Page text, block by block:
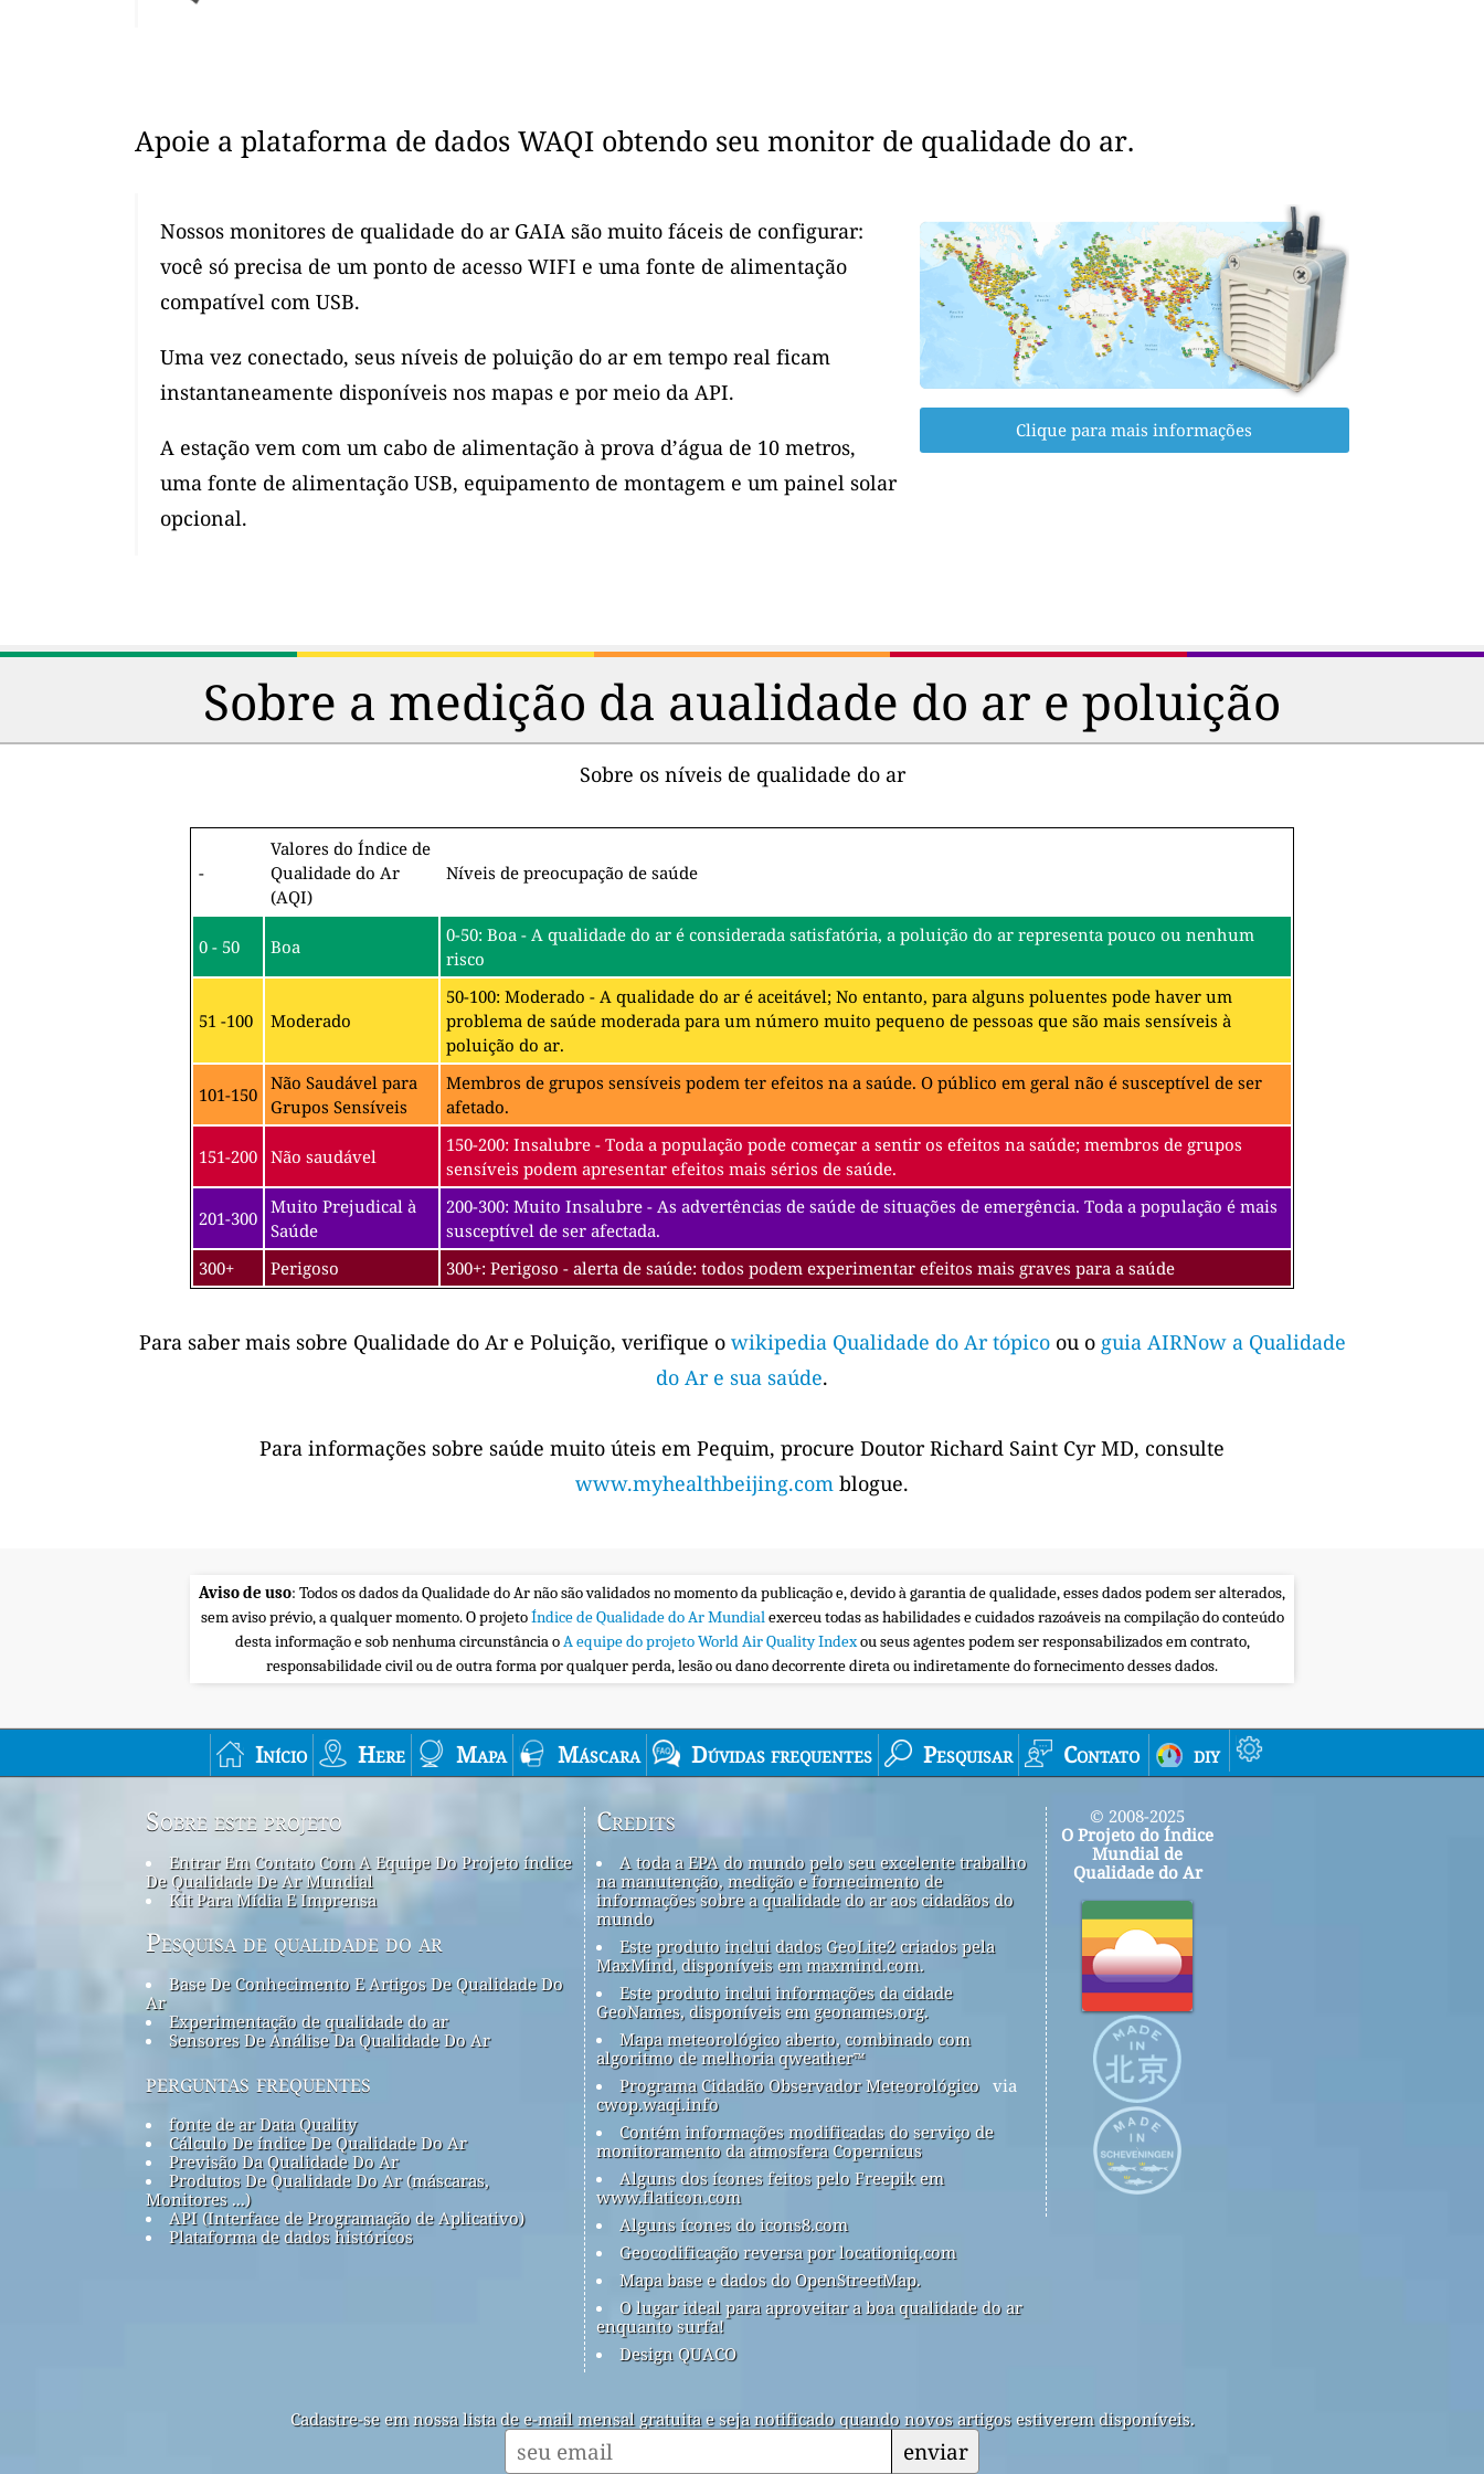
Apoie a plataforma de dados WAQI obtendo seu monitor de qualidade do ar.
Nossos monitores de qualidade do ar GAIA são muito fáceis de configurar:
você só precisa de um ponto de acesso WIFI e uma fonte de alimentação
compatível com USB.
Uma vez conectado, seus níveis de poluição do ar em tempo real ficam
instantaneamente disponíveis nos mapas e por meio da API.
A estação vem com um cabo de alimentação à prova d’água de 10 metros,
uma fonte de alimentação USB, equipamento de montagem e um painel solar
opcional.
Clique para mais informações
Sobre a medição da aualidade do ar e poluição
Sobre os níveis de qualidade do ar
-
Valores do Índice de
Qualidade do Ar
(AQI)
Níveis de preocupação de saúde
0 - 50 Boa
0-50: Boa - A qualidade do ar é considerada satisfatória, a poluição do ar representa pouco ou nenhum
risco
51 -100 Moderado
50-100: Moderado - A qualidade do ar é aceitável; No entanto, para alguns poluentes pode haver um
problema de saúde moderada para um número muito pequeno de pessoas que são mais sensíveis à
poluição do ar.
101-150
Não Saudável para
Grupos Sensíveis
Membros de grupos sensíveis podem ter efeitos na a saúde. O público em geral não é susceptível de ser
afetado.
151-200 Não saudável
150-200: Insalubre - Toda a população pode começar a sentir os efeitos na saúde; membros de grupos
sensíveis podem apresentar efeitos mais sérios de saúde.
201-300
Muito Prejudical à
Saúde
200-300: Muito Insalubre - As advertências de saúde de situações de emergência. Toda a população é mais
susceptível de ser afectada.
300+
Perigoso 300+: Perigoso - alerta de saúde: todos podem experimentar efeitos mais graves para a saúde
Para saber mais sobre Qualidade do Ar e Poluição, verifique o wikipedia Qualidade do Ar tópico ou o guia AIRNow a Qualidade
do Ar e sua saúde.
Para informações sobre saúde muito úteis em Pequim, procure Doutor Richard Saint Cyr MD, consulte
www.myhealthbeijing.com blogue.
Aviso de uso: Todos os dados da Qualidade do Ar não são validados no momento da publicação e, devido à garantia de qualidade, esses dados podem ser alterados,
sem aviso prévio, a qualquer momento. O projetoÍndice de Qualidade do Ar Mundialexerceu todas as habilidades e cuidados razoáveis na compilação do conteúdo
desta informação e sob nenhuma circunstância oA equipe do projeto World Air Quality Indexou seus agentes podem ser responsabilizados em contrato,
responsabilidade civil ou de outra forma por qualquer perda, lesão ou dano decorrente direta ou indiretamente do fornecimento desses dados.
Início Here Mapa Máscara Dúvidas frequentes Pesquisar Contato diy
Sobre este projeto
Entrar Em Contato Com A Equipe Do Projeto índice
De Qualidade De Ar Mundial
Kit Para Mídia E Imprensa
Pesquisa de qualidade do ar
Base De Conhecimento E Artigos De Qualidade Do
Ar
Experimentação de qualidade do ar
Sensores De Análise Da Qualidade Do Ar
perguntas frequentes
fonte de ar Data Quality
Cálculo De índice De Qualidade Do Ar
Previsão Da Qualidade Do Ar
Produtos De Qualidade Do Ar (máscaras,
Monitores ...)
API (Interface de Programação de Aplicativo)
Plataforma de dados históricos
Credits
A toda a EPA do mundo pelo seu excelente trabalho
na manutenção, medição e fornecimento de
informações sobre a qualidade do ar aos cidadãos do
mundo
Este produto inclui dados GeoLite2 criados pela
MaxMind, disponíveis em maxmind.com.
Este produto inclui informações da cidade
GeoNames, disponíveis em geonames.org.
Mapa meteorológico aberto, combinado com
algoritmo de melhoria qweather™
Programa Cidadão Observador Meteorológico via
cwop.waqi.info
Contém informações modificadas do serviço de
monitoramento da atmosfera Copernicus
Alguns dos ícones feitos pelo Freepik em
www.flaticon.com
Alguns ícones do icons8.com
Geocodificação reversa por locationiq.com
Mapa base e dados do OpenStreetMap.
O lugar ideal para aproveitar a boa qualidade do ar
enquanto surfa!
Design QUACO
© 2008-2025
O Projeto do Índice
Mundial de
Qualidade do Ar
Cadastre-se em nossa lista de e-mail mensal gratuita e seja notificado quando novos artigos estiverem disponíveis.
enviar